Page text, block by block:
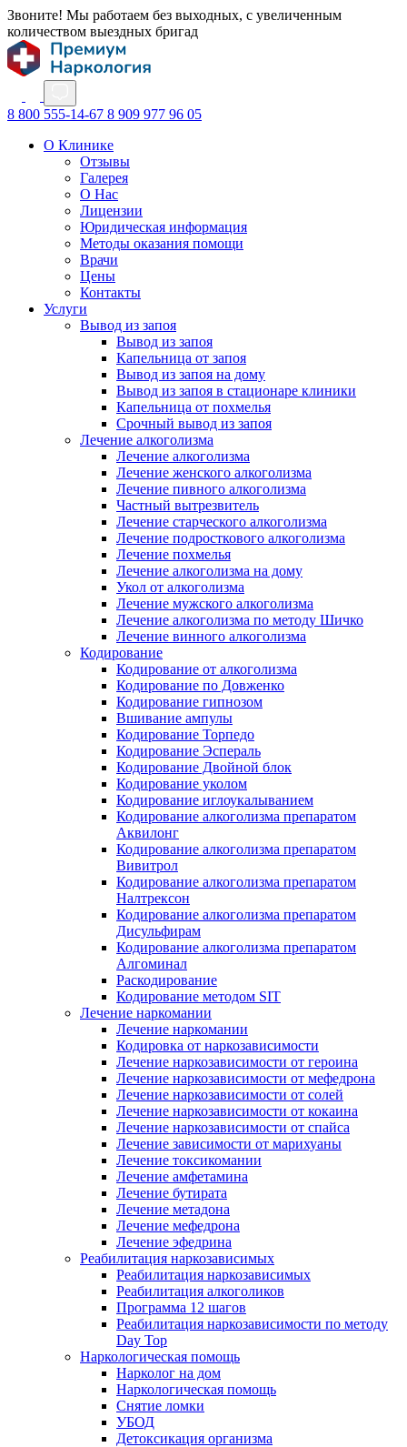
Звоните! Мы работаем без выходных, с увеличенным
количеством выездных бригад
8 800 555-14-67 8 909 977 96 05
О Клинике
Отзывы
Галерея
О Нас
Лицензии
Юридическая информация
Методы оказания помощи
Врачи
Цены
Контакты
Услуги
Вывод из запоя
Вывод из запоя
Капельница от запоя
Вывод из запоя на дому
Вывод из запоя в стационаре клиники
Капельница от похмелья
Срочный вывод из запоя
Лечение алкоголизма
Лечение алкоголизма
Лечение женского алкоголизма
Лечение пивного алкоголизма
Частный вытрезвитель
Лечение старческого алкоголизма
Лечение подросткового алкоголизма
Лечение похмелья
Лечение алкоголизма на дому
Укол от алкоголизма
Лечение мужского алкоголизма
Лечение алкоголизма по методу Шичко
Лечение винного алкоголизма
Кодирование
Кодирование от алкоголизма
Кодирование по Довженко
Кодирование гипнозом
Вшивание ампулы
Кодирование Торпедо
Кодирование Эспераль
Кодирование Двойной блок
Кодирование уколом
Кодирование иглоукалыванием
Кодирование алкоголизма препаратом
Аквилонг
Кодирование алкоголизма препаратом
Вивитрол
Кодирование алкоголизма препаратом
Налтрексон
Кодирование алкоголизма препаратом
Дисульфирам
Кодирование алкоголизма препаратом
Алгоминал
Раскодирование
Кодирование методом SIT
Лечение наркомании
Лечение наркомании
Кодировка от наркозависимости
Лечение наркозависимости от героина
Лечение наркозависимости от мефедрона
Лечение наркозависимости от солей
Лечение наркозависимости от кокаина
Лечение наркозависимости от спайса
Лечение зависимости от марихуаны
Лечение токсикомании
Лечение амфетамина
Лечение бутирата
Лечение метадона
Лечение мефедрона
Лечение эфедрина
Реабилитация наркозависимых
Реабилитация наркозависимых
Реабилитация алкоголиков
Программа 12 шагов
Реабилитация наркозависимости по методу
Day Top
Наркологическая помощь
Нарколог на дом
Наркологическая помощь
Снятие ломки
УБОД
Детоксикация организма